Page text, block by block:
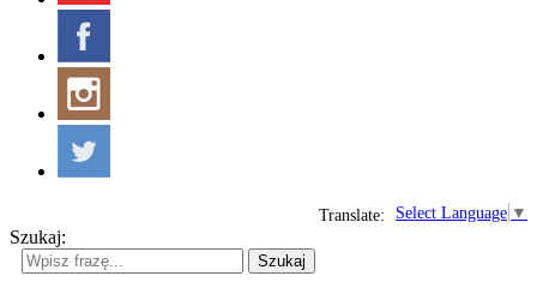
Select Language ▼
Translate:
Szukaj:
Szukaj